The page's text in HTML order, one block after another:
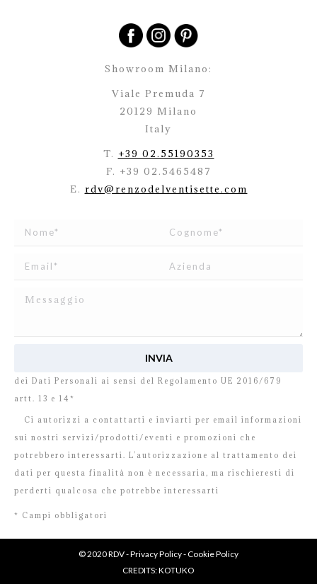
Showroom Milano:
Viale Premuda 7
20129 Milano
Italy
T. +39 02.55190353
F. +39 02.5465487
E. rdv@renzodelventisette.com
dei Dati Personali ai sensi del Regolamento UE 2016/679
artt. 13 e 14*
Ci autorizzi a contattarti e inviarti per email informazioni
sui nostri servizi/prodotti/eventi e promozioni che
potrebbero interessarti. L’autorizzazione al trattamento dei
dati per questa finalità non è necessaria, ma rischieresti di
perderti qualcosa che potrebbe interessarti
* Campi obbligatori
© 2020 RDV -Privacy Policy-Cookie Policy
CREDITS:KOTUKO